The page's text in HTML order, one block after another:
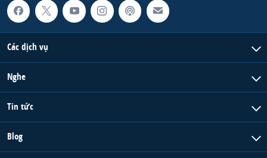
Các dịch vụ
Nghe
Tin tức
Blog